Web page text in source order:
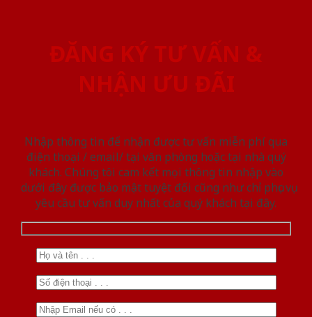
ĐĂNG KÝ TƯ VẤN &
NHẬN ƯU ĐÃI
Nhập thông tin để nhận được tư vấn miễn phí qua
điện thoại / email/ tại văn phòng hoặc tại nhà quý
khách. Chúng tôi cam kết mọi thông tin nhập vào
dưới đây được bảo mật tuyệt đối cũng như chỉ phục vụ
yêu cầu tư vấn duy nhất của quý khách tại đây.